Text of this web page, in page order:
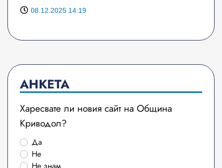
08.12.2025 14:19
АНКЕТА
Харесвате ли новия сайт на Община
Криводол?
Да
Не